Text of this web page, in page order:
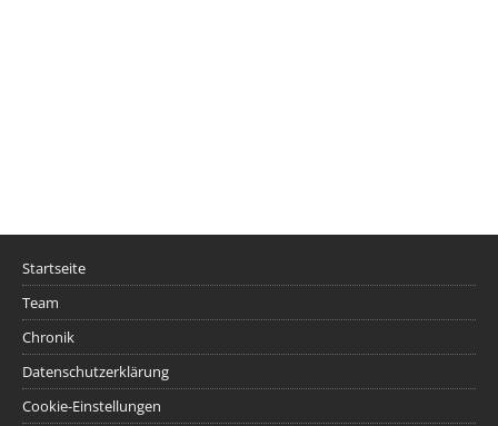
Startseite
Team
Chronik
Datenschutzerklärung
Cookie-Einstellungen